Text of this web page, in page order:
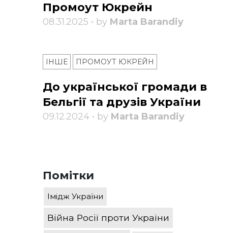
Промоут Юкрейн
08.31.2025 • by Marta Barandiy
ІНШЕ ПРОМОУТ ЮКРЕЙН
До української громади в
Бельгії та друзів України
09.12.2024 • by Marta Barandiy
Помітки
Імідж України
Війна Росії проти України